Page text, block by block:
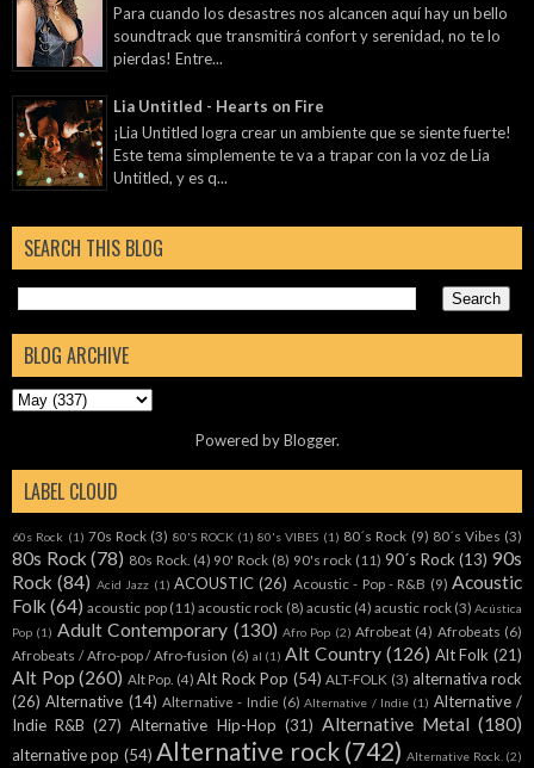
Para cuando los desastres nos alcancen aquí hay un bello
soundtrack que transmitirá confort y serenidad, no te lo
pierdas! Entre...
Lia Untitled - Hearts on Fire
¡Lia Untitled logra crear un ambiente que se siente fuerte!
Este tema simplemente te va a trapar con la voz de Lia
Untitled, y es q...
SEARCH THIS BLOG
BLOG ARCHIVE
Powered byBlogger.
LABEL CLOUD
60s Rock (1) 70s Rock (3) 80'S ROCK (1) 80's VIBES (1) 80´s Rock (9) 80´s Vibes (3)
80s Rock (78) 80s Rock. (4) 90' Rock (8) 90's rock (11) 90´s Rock (13) 90s
Rock (84) Acid Jazz (1) ACOUSTIC (26) Acoustic - Pop - R&B (9) Acoustic
Folk (64) acoustic pop (11) acoustic rock (8) acustic (4) acustic rock (3) Acústica
Pop (1) Adult Contemporary (130) Afro Pop (2) Afrobeat (4) Afrobeats (6)
Afrobeats / Afro-pop / Afro-fusion (6) al (1) Alt Country (126) Alt Folk (21)
Alt Pop (260) Alt Pop. (4) Alt Rock Pop (54) ALT-FOLK (3) alternativa rock
(26) Alternative (14) Alternative - Indie (6) Alternative / Indie (1) Alternative /
Indie R&B (27) Alternative Hip-Hop (31) Alternative Metal (180)
alternative pop (54) Alternative rock (742) Alternative Rock. (2)